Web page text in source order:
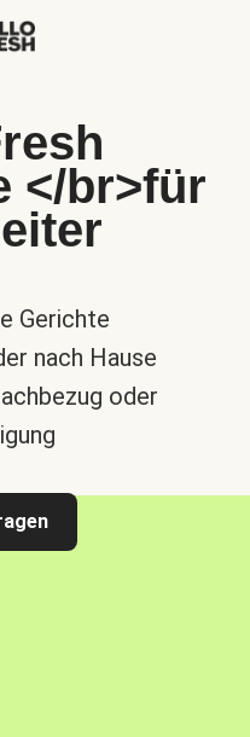
</br>für
Gerichte
nach Hause
oder